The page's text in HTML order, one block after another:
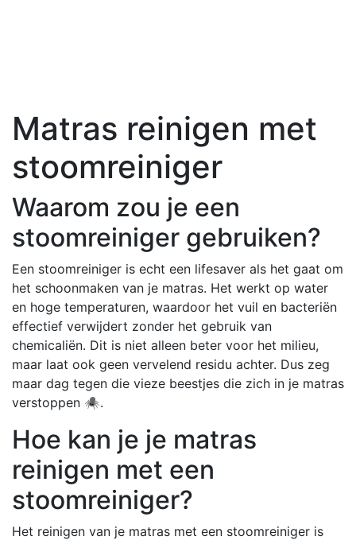
Matras reinigen met
stoomreiniger
Waarom zou je een
stoomreiniger gebruiken?
Een stoomreiniger is echt een lifesaver als het gaat om
het schoonmaken van je matras. Het werkt op water
en hoge temperaturen, waardoor het vuil en bacteriën
effectief verwijdert zonder het gebruik van
chemicaliën. Dit is niet alleen beter voor het milieu,
maar laat ook geen vervelend residu achter. Dus zeg
maar dag tegen die vieze beestjes die zich in je matras
verstoppen 🕷️.
Hoe kan je je matras
reinigen met een
stoomreiniger?
Het reinigen van je matras met een stoomreiniger is